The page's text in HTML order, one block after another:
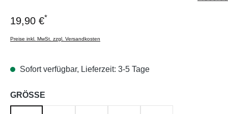
19,90 €*
Preise inkl. MwSt. zzgl. Versandkosten
Sofort verfügbar, Lieferzeit: 3-5 Tage
GRÖSSE